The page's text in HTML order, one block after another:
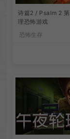
诗篇2 / Psalm 2
理恐怖游戏
恐怖生存